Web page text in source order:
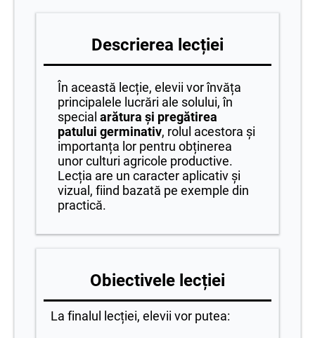
Descrierea lecției
În această lecție, elevii vor învăța
principalele lucrări ale solului, în
special arătura și pregătirea
patului germinativ, rolul acestora și
importanța lor pentru obținerea
unor culturi agricole productive.
Lecția are un caracter aplicativ și
vizual, fiind bazată pe exemple din
practică.
Obiectivele lecției
La finalul lecției, elevii vor putea: